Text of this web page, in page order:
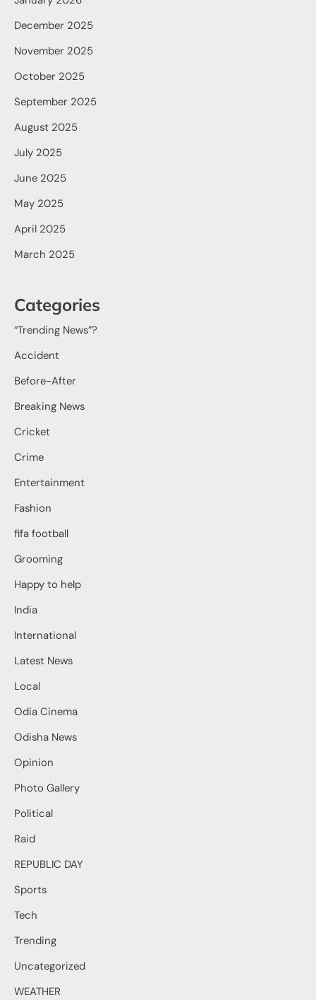
December 2025
November 2025
October 2025
September 2025
August 2025
July 2025
June 2025
May 2025
April 2025
March 2025
Categories
“Trending News”?
Accident
Before-After
Breaking News
Cricket
Crime
Entertainment
Fashion
fifa football
Grooming
Happy to help
India
International
Latest News
Local
Odia Cinema
Odisha News
Opinion
Photo Gallery
Political
Raid
REPUBLIC DAY
Sports
Tech
Trending
Uncategorized
WEATHER